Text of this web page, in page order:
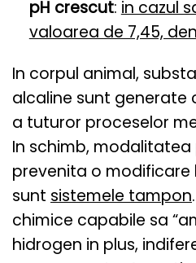
pH crescut: in cazul
valoarea de 7,45,
In corpul animal,
alcaline sunt generate
a tuturor proceselor
In schimb,
prevenita o modificare
sunt sistemele tampon
chimice capabile sa
hidrogen in plus,